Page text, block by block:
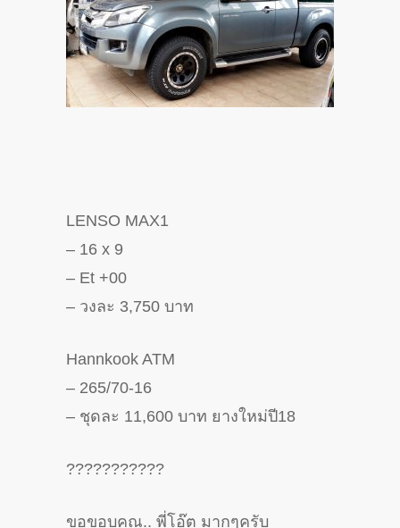
LENSO MAX1
– 16 x 9
– Et +00
– วงละ 3,750 บาท
Hannkook ATM
– 265/70-16
– ชุดละ 11,600 บาท ยางใหม่ปี18
???????????
ขอขอบคุณ.. พี่โอ๊ต มากๆครับ